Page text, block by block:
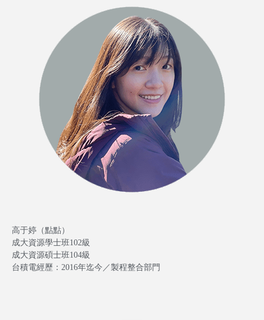
高于婷（點點）
成大資源學士班102級
成大資源碩士班104級
台積電經歷：2016年迄今／製程整合部門